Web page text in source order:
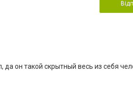
он такой скрытный весь из себя